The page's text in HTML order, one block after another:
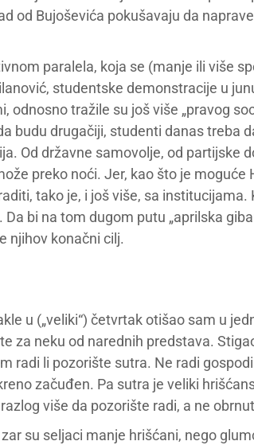
od Bujoševića pokušavaju da
paralela, koja se (manje ili više
studentske demonstracije u
tražile su još više „pravog
budu drugačiji, studenti danas treba
Od državne samovolje, od partijske
preko noći. Jer, kao što je moguće
tako je, i još više, sa institucijama.
bi na tom dugom putu „aprilska
njihov konačni cilj.
u („veliki“) četvrtak otišao sam u
za neku od narednih predstava.
radi li pozorište sutra. Ne radi
začuđen. Pa sutra je veliki
više da pozorište radi, a ne
su seljaci manje hrišćani, nego